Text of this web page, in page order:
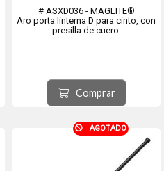
# ASXD036 - MAGLITE®
Aro porta linterna D para cinto, con
presilla de cuero.
Comprar
AGOTADO